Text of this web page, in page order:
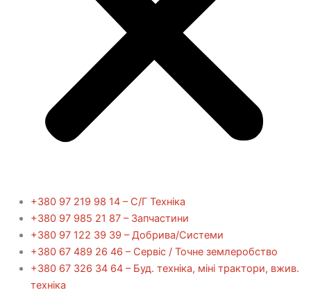
+380 97 219 98 14 – С/Г Техніка
+380 97 985 21 87 – Запчастини
+380 97 122 39 39 – Добрива/Cистеми
+380 67 489 26 46 – Сервіс / Точне землеробство
+380 67 326 34 64 – Буд. техніка, міні трактори, вжив.
техніка